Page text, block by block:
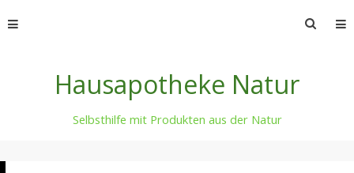
to
Hausapotheke Natur
Selbsthilfe mit Produkten aus der Natur